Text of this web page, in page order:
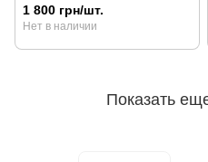
1 800 грн/шт.
Нет в наличии
Показать